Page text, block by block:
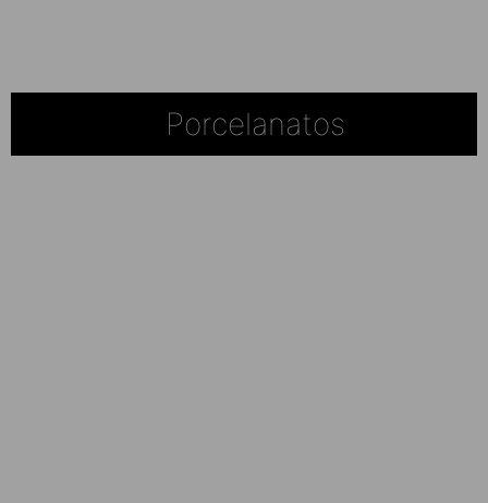
Porcelanatos